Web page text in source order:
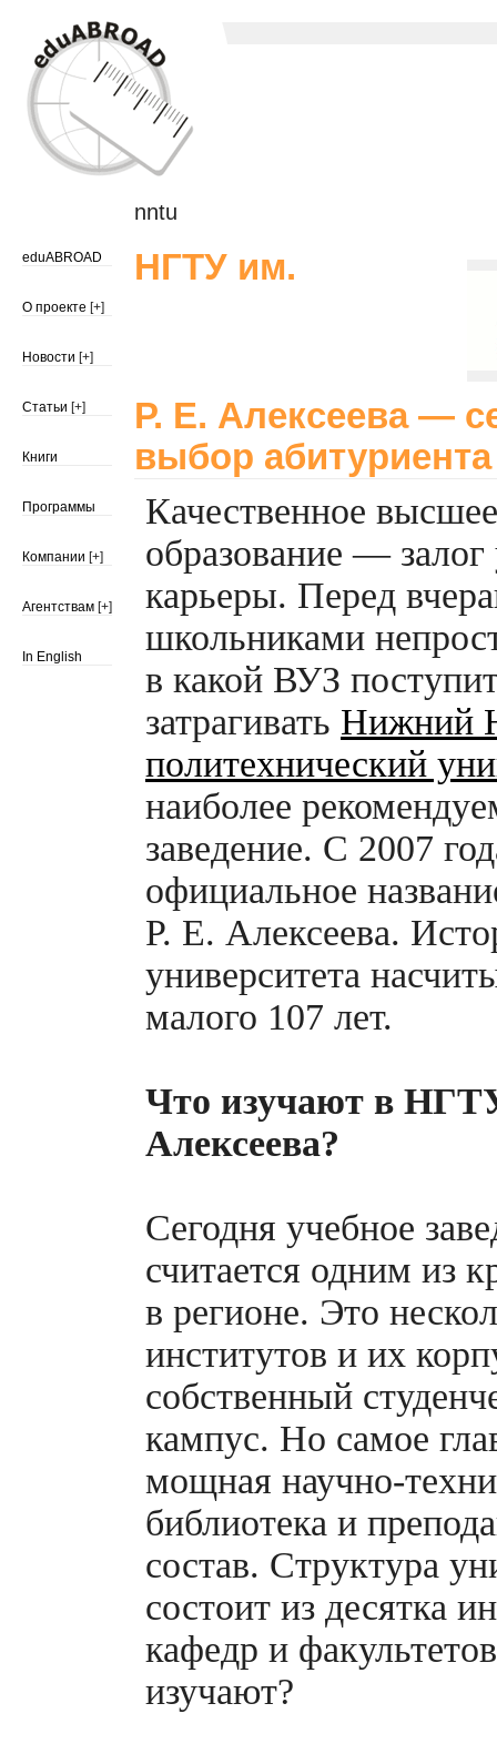
nntu
eduABROAD
О проекте [+]
Новости [+]
Статьи [+]
Книги
Программы
Компании [+]
Агентствам [+]
In English
НГТУ им.
Р. Е. Алексеева —
выбор абитуриента
Качественное высшее
образование —
карьеры. Перед
школьниками
в какой ВУЗ
затрагивать Нижний
политехнический
наиболее
заведение. С 2007
официальное
Р. Е. Алексеева.
университета
малого 107 лет.
Что изучают в
Алексеева?
Сегодня учебное
считается одним из
в регионе. Это
институтов и их
собственный
кампус. Но самое
мощная научно-
библиотека и
состав. Структура
состоит из десятка
кафедр и
изучают?